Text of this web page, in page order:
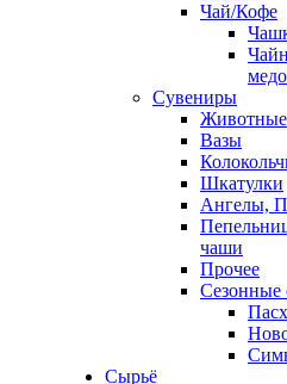
Чай/Кофе
Сувениры
Животные
Вазы
Шкатулки
Ангелы,
чаши
Прочее
Сезонные
Сырьё